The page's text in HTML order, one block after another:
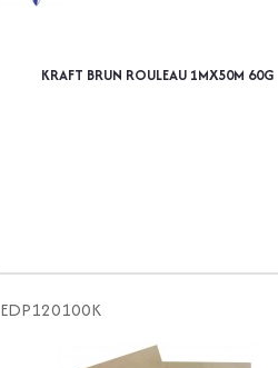
KRAFT BRUN ROULEAU 1MX50M 60G
EDP120100K